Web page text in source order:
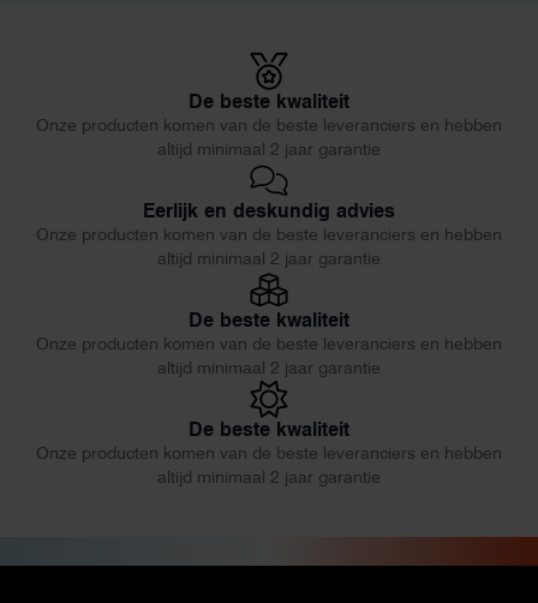
De beste kwaliteit
Onze producten komen van de beste leveranciers en hebben
altijd minimaal 2 jaar garantie
Eerlijk en deskundig advies
Onze producten komen van de beste leveranciers en hebben
altijd minimaal 2 jaar garantie
De beste kwaliteit
Onze producten komen van de beste leveranciers en hebben
altijd minimaal 2 jaar garantie
De beste kwaliteit
Onze producten komen van de beste leveranciers en hebben
altijd minimaal 2 jaar garantie